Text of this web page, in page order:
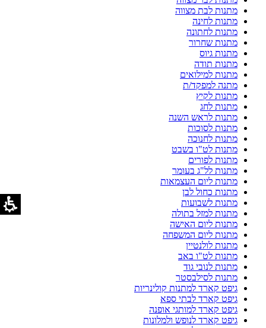
מתנות לבת מצווה
מתנות לחינה
מתנות לחתונה
מתנות שחרור
מתנות גיוס
מתנות תודה
מתנות למילואים
מתנה למפקד/ת
מתנות לקיץ
מתנות לחג
מתנות לראש השנה
מתנות לסוכות
מתנות לחנוכה
מתנות לט"ו בשבט
מתנות לפורים
מתנות לל"ג בעומר
מתנות ליום העצמאות
מתנות כחול לבן
מתנות לשבועות
מתנות למזל בתולה
מתנות ליום האישה
מתנות ליום המשפחה
מתנות לולנטיין
מתנות לט"ו באב
מתנות לנובי גוד
מתנות לסילבסטר
גיפט קארד למתנות קולינריות
גיפט קארד לבתי ספא
גיפט קארד למותגי אופנה
גיפט קארד לנופש ולמלונות